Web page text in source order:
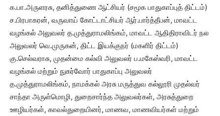
க.பா.அருளரசு, தனித்துணை ஆட்சியர் (சமூக பாதுகாப்புத் திட்டம்)
ச.பிரபாகரன், வருவாய் கோட்டாட்சியர் ஆர்.பார்த்தீபன், மாவட்ட
வழங்கல் அலுவலர் த.முத்துராமலிங்கம், மாவட்ட ஆதிதிராவிடர் நல
அலுவலர் வெ.முருகன், திட்ட இயக்குநர் (மகளிர் திட்டம்)
கு.செல்வராசு, முதன்மை கல்வி அலுவலர் ப.மகேஸ்வரி, மாவட்ட
வழங்கல் மற்றும் நுகர்வோர் பாதுகாப்பு அலுவலர்
த.முத்துராமலிங்கம், நாமக்கல் அரசு மருத்துவ கல்லூரி முதல்வர்
சாந்தா அருள்மொழி, துறைசார்ந்த அலுவலர்கள், அரசுத்துறை
ஊழியர்கள், காவல்துறையினர், மாணவ, மாணவியர்கள் மற்றும்